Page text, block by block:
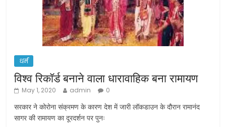
धर्म
विश्व रिकॉर्ड बनाने वाला धारावाहिक बना रामायण
May 1, 2020 admin 0
सरकार ने कोरोना संक्रमण के कारण देश में जारी लॉकडाउन के दौरान रामानंद
सागर की रामायण का दूरदर्शन पर पुनः